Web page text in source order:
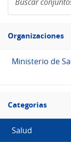
conjuntos
de
Filtro
Organizaciones
Ministerio de
Filtro
Categorias
Categorias
Salud